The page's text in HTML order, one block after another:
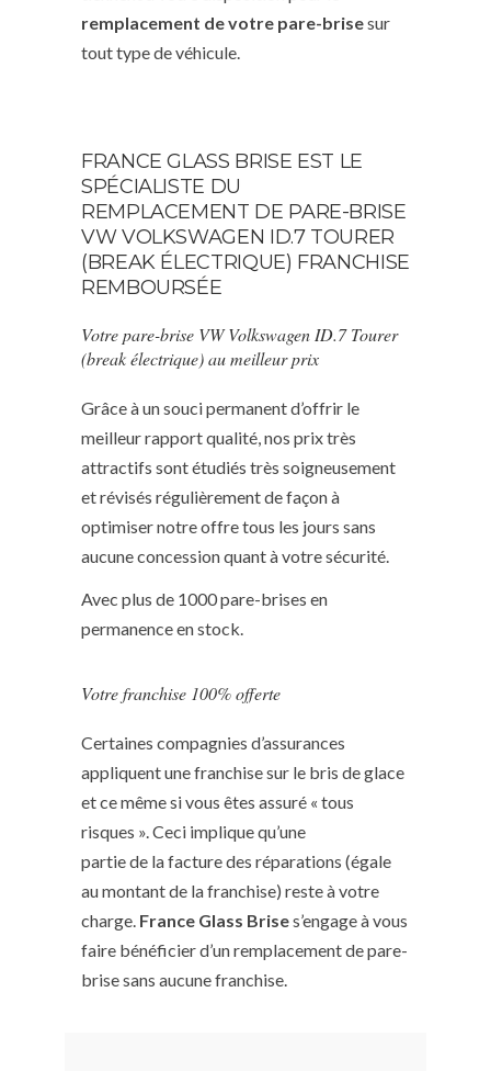
remplacement de votre pare-brisesur
tout type de véhicule.
FRANCE GLASS BRISE EST LE
SPÉCIALISTE DU
REMPLACEMENT DE PARE-BRISE
VW VOLKSWAGEN ID.7 TOURER
(BREAK ÉLECTRIQUE) FRANCHISE
REMBOURSÉE
Votre pare-brise VW Volkswagen ID.7 Tourer
(break électrique) au meilleur prix
Grâce à un souci permanent d’offrir le
meilleur rapport qualité, nos prix très
attractifs sont étudiés très soigneusement
et révisés régulièrement de façon à
optimiser notre offre tous les jours sans
aucune concession quant à votre sécurité.
Avec plus de 1000 pare-brises en
permanence en stock.
Votre franchise 100% offerte
Certaines compagnies d’assurances
appliquent une franchise sur le bris de glace
et ce même si vous êtes assuré « tous
risques ». Ceci implique qu’une
partie de la facture des réparations (égale
au montant de la franchise) reste à votre
charge. France Glass Brises’engage à vous
faire bénéficier d’un remplacement de pare-
brise sans aucune franchise.